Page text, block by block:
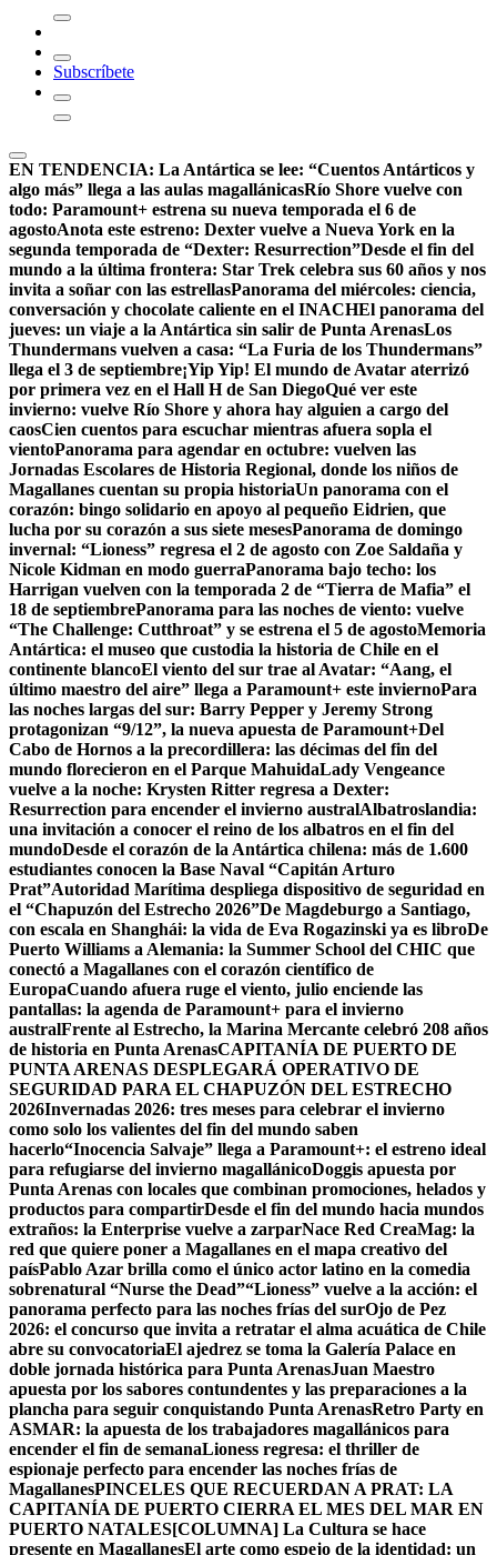
Subscríbete
EN TENDENCIA: La Antártica se lee: “Cuentos Antárticos y
algo más” llega a las aulas magallánicasRío Shore vuelve con
todo: Paramount+ estrena su nueva temporada el 6 de
agostoAnota este estreno: Dexter vuelve a Nueva York en la
segunda temporada de “Dexter: Resurrection”Desde el fin del
mundo a la última frontera: Star Trek celebra sus 60 años y nos
invita a soñar con las estrellasPanorama del miércoles: ciencia,
conversación y chocolate caliente en el INACHEl panorama del
jueves: un viaje a la Antártica sin salir de Punta ArenasLos
Thundermans vuelven a casa: “La Furia de los Thundermans”
llega el 3 de septiembre¡Yip Yip! El mundo de Avatar aterrizó
por primera vez en el Hall H de San DiegoQué ver este
invierno: vuelve Río Shore y ahora hay alguien a cargo del
caosCien cuentos para escuchar mientras afuera sopla el
vientoPanorama para agendar en octubre: vuelven las
Jornadas Escolares de Historia Regional, donde los niños de
Magallanes cuentan su propia historiaUn panorama con el
corazón: bingo solidario en apoyo al pequeño Eidrien, que
lucha por su corazón a sus siete mesesPanorama de domingo
invernal: “Lioness” regresa el 2 de agosto con Zoe Saldaña y
Nicole Kidman en modo guerraPanorama bajo techo: los
Harrigan vuelven con la temporada 2 de “Tierra de Mafia” el
18 de septiembrePanorama para las noches de viento: vuelve
“The Challenge: Cutthroat” y se estrena el 5 de agostoMemoria
Antártica: el museo que custodia la historia de Chile en el
continente blancoEl viento del sur trae al Avatar: “Aang, el
último maestro del aire” llega a Paramount+ este inviernoPara
las noches largas del sur: Barry Pepper y Jeremy Strong
protagonizan “9/12”, la nueva apuesta de Paramount+Del
Cabo de Hornos a la precordillera: las décimas del fin del
mundo florecieron en el Parque MahuidaLady Vengeance
vuelve a la noche: Krysten Ritter regresa a Dexter:
Resurrection para encender el invierno australAlbatroslandia:
una invitación a conocer el reino de los albatros en el fin del
mundoDesde el corazón de la Antártica chilena: más de 1.600
estudiantes conocen la Base Naval “Capitán Arturo
Prat”Autoridad Marítima despliega dispositivo de seguridad en
el “Chapuzón del Estrecho 2026”De Magdeburgo a Santiago,
con escala en Shanghái: la vida de Eva Rogazinski ya es libroDe
Puerto Williams a Alemania: la Summer School del CHIC que
conectó a Magallanes con el corazón científico de
EuropaCuando afuera ruge el viento, julio enciende las
pantallas: la agenda de Paramount+ para el invierno
australFrente al Estrecho, la Marina Mercante celebró 208 años
de historia en Punta ArenasCAPITANÍA DE PUERTO DE
PUNTA ARENAS DESPLEGARÁ OPERATIVO DE
SEGURIDAD PARA EL CHAPUZÓN DEL ESTRECHO
2026Invernadas 2026: tres meses para celebrar el invierno
como solo los valientes del fin del mundo saben
hacerlo“Inocencia Salvaje” llega a Paramount+: el estreno ideal
para refugiarse del invierno magallánicoDoggis apuesta por
Punta Arenas con locales que combinan promociones, helados y
productos para compartirDesde el fin del mundo hacia mundos
extraños: la Enterprise vuelve a zarparNace Red CreaMag: la
red que quiere poner a Magallanes en el mapa creativo del
paísPablo Azar brilla como el único actor latino en la comedia
sobrenatural “Nurse the Dead”“Lioness” vuelve a la acción: el
panorama perfecto para las noches frías del surOjo de Pez
2026: el concurso que invita a retratar el alma acuática de Chile
abre su convocatoriaEl ajedrez se toma la Galería Palace en
doble jornada histórica para Punta ArenasJuan Maestro
apuesta por los sabores contundentes y las preparaciones a la
plancha para seguir conquistando Punta ArenasRetro Party en
ASMAR: la apuesta de los trabajadores magallánicos para
encender el fin de semanaLioness regresa: el thriller de
espionaje perfecto para encender las noches frías de
MagallanesPINCELES QUE RECUERDAN A PRAT: LA
CAPITANÍA DE PUERTO CIERRA EL MES DEL MAR EN
PUERTO NATALES[COLUMNA] La Cultura se hace
presente en MagallanesEl arte como espejo de la identidad: un